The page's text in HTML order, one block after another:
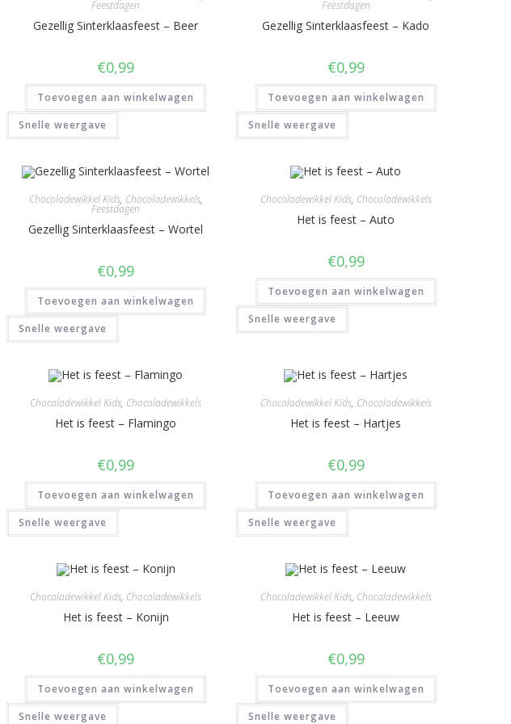
Feestdagen
Gezellig Sinterklaasfeest – Beer
€0,99
Toevoegen aan winkelwagen
Snelle weergave
Feestdagen
Gezellig Sinterklaasfeest – Kado
€0,99
Toevoegen aan winkelwagen
Snelle weergave
Chocoladewikkel Kids, Chocoladewikkels,
Feestdagen
Gezellig Sinterklaasfeest – Wortel
€0,99
Toevoegen aan winkelwagen
Snelle weergave
Chocoladewikkel Kids, Chocoladewikkels
Het is feest – Auto
€0,99
Toevoegen aan winkelwagen
Snelle weergave
Chocoladewikkel Kids, Chocoladewikkels
Het is feest – Flamingo
€0,99
Toevoegen aan winkelwagen
Snelle weergave
Chocoladewikkel Kids, Chocoladewikkels
Het is feest – Hartjes
€0,99
Toevoegen aan winkelwagen
Snelle weergave
Chocoladewikkel Kids, Chocoladewikkels
Het is feest – Konijn
€0,99
Toevoegen aan winkelwagen
Snelle weergave
Chocoladewikkel Kids, Chocoladewikkels
Het is feest – Leeuw
€0,99
Toevoegen aan winkelwagen
Snelle weergave